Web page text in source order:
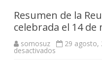
Resumen de la
celebrada el 14 de
somosuz 29 agosto,
desactivadosen